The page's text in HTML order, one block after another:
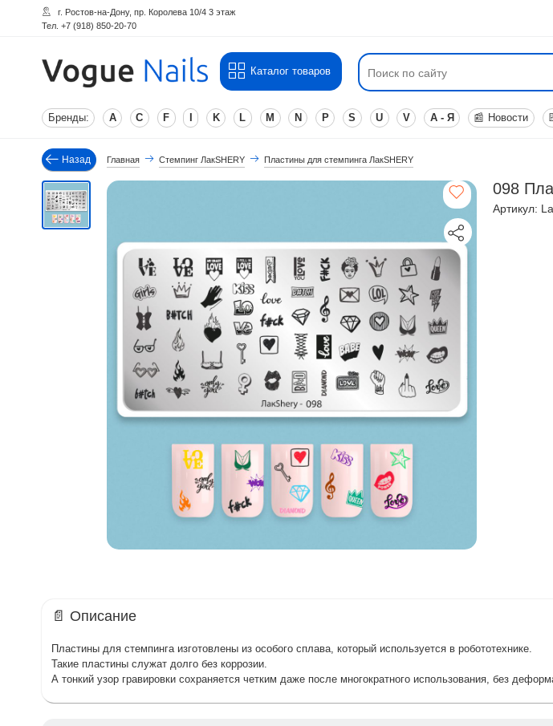
г. Ростов-на-Дону, пр. Королева 10/4 3 этаж
Тел. +7 (918) 850-20-70
Каталог товаров
Бренды: A C F K L M N P S U V А - Я 📰 Новости
Назад Главная Стемпинг ЛакSHERY Пластины для стемпинга ЛакSHERY
098
Артикул:
📄 Описание
Пластины для стемпинга изготовлены из особого сплава, который используется в робототехнике.
Такие пластины служат долго без коррозии.
А тонкий узор гравировки сохраняется четким даже после многократного использования, без